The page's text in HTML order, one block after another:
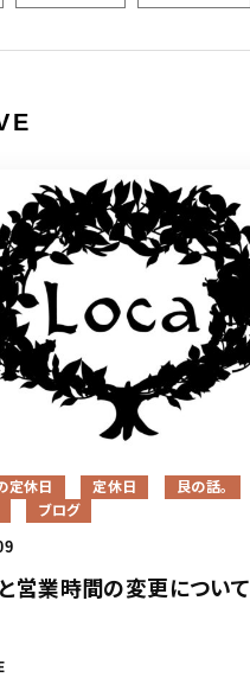
定休日 定休日
艮の話。
ブログ
営業時間の変更について